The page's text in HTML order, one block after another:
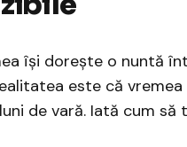
își dorește o nuntă
este că
de vară. Iată cum